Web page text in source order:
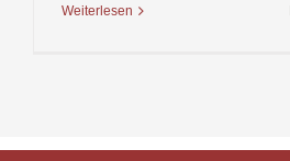
Weiterlesen